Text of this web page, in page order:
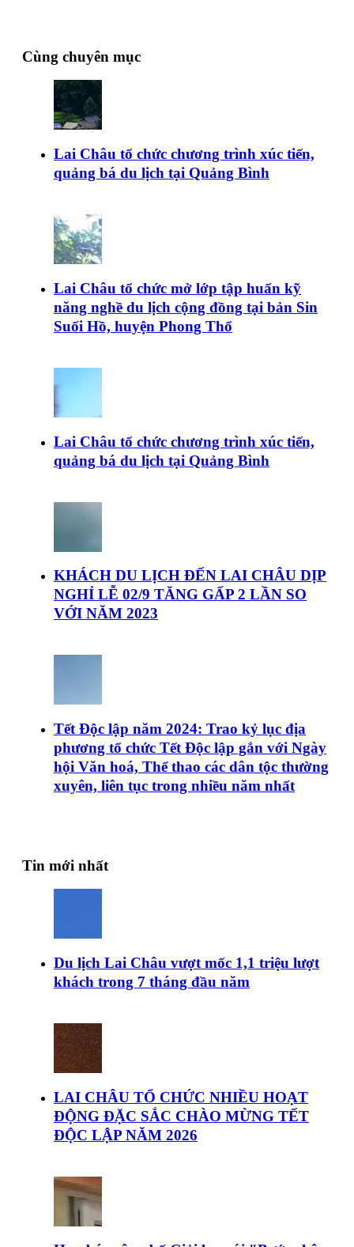
Cùng chuyên mục
Lai Châu tổ chức chương trình xúc tiến,
quảng bá du lịch tại Quảng Bình
Lai Châu tổ chức mở lớp tập huấn kỹ
năng nghề du lịch cộng đồng tại bản Sin
Suối Hồ, huyện Phong Thổ
Lai Châu tổ chức chương trình xúc tiến,
quảng bá du lịch tại Quảng Bình
KHÁCH DU LỊCH ĐẾN LAI CHÂU DỊP
NGHỈ LỄ 02/9 TĂNG GẤP 2 LẦN SO
VỚI NĂM 2023
Tết Độc lập năm 2024: Trao kỷ lục địa
phương tổ chức Tết Độc lập gắn với Ngày
hội Văn hoá, Thể thao các dân tộc thường
xuyên, liên tục trong nhiều năm nhất
Tin mới nhất
Du lịch Lai Châu vượt mốc 1,1 triệu lượt
khách trong 7 tháng đầu năm
LAI CHÂU TỔ CHỨC NHIỀU HOẠT
ĐỘNG ĐẶC SẮC CHÀO MỪNG TẾT
ĐỘC LẬP NĂM 2026